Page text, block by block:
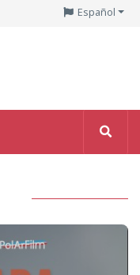
Español